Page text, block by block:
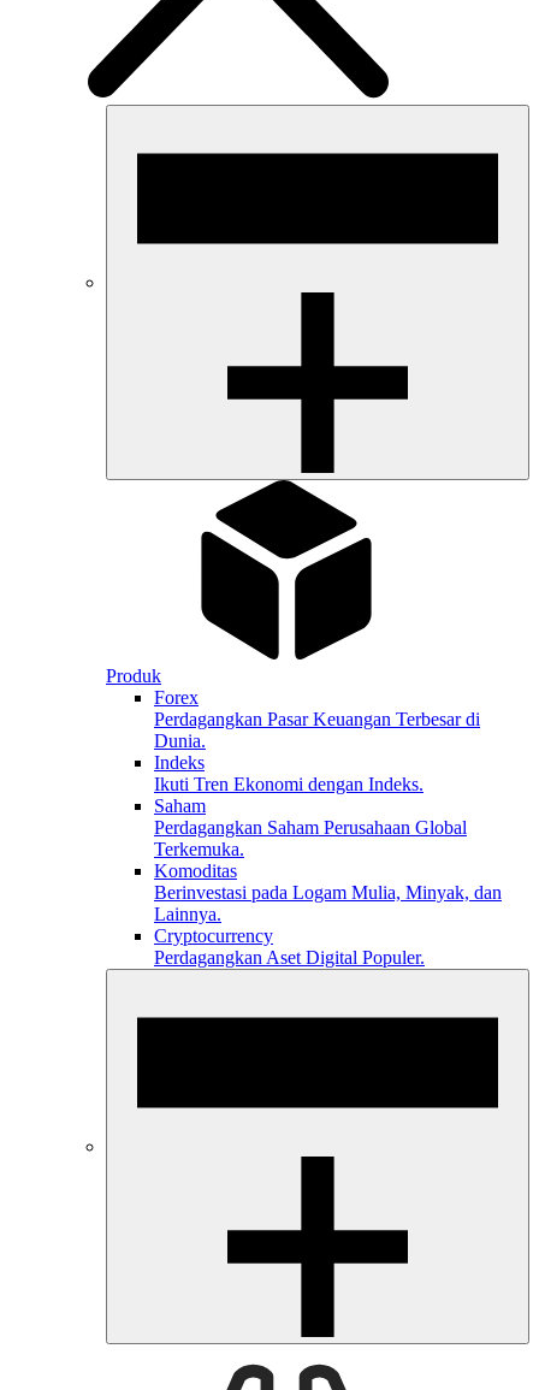
Produk
Forex
Perdagangkan Pasar Keuangan Terbesar di
Dunia.
Indeks
Ikuti Tren Ekonomi dengan Indeks.
Saham
Perdagangkan Saham Perusahaan Global
Terkemuka.
Komoditas
Berinvestasi pada Logam Mulia, Minyak, dan
Lainnya.
Cryptocurrency
Perdagangkan Aset Digital Populer.